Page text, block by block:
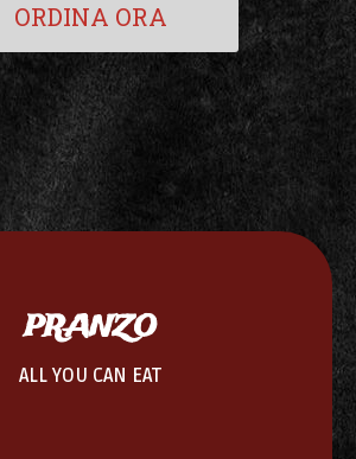
ORDINA ORA
PRANZO
ALL YOU CAN EAT